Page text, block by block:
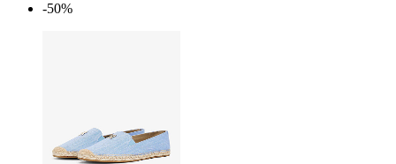
-50%